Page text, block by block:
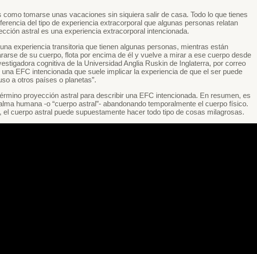
tomarse unas vacaciones sin siquiera salir de casa. Todo lo que tienes
del tipo de experiencia extracorporal que algunas personas relatan
astral es una experiencia extracorporal intencionada.
experiencia transitoria que tienen algunas personas, mientras están
de su cuerpo, flota por encima de él y vuelve a mirar a ese cuerpo desde
cognitiva de la Universidad Anglia Ruskin de Inglaterra, por correo
EFC intencionada que suele implicar la experiencia de que el ser puede
a otros países o planetas”.
proyección astral para describir una EFC intencionada. En resumen, es
humana -o “cuerpo astral”- abandonando temporalmente el cuerpo físico.
cuerpo astral puede supuestamente hacer todo tipo de cosas milagrosas.